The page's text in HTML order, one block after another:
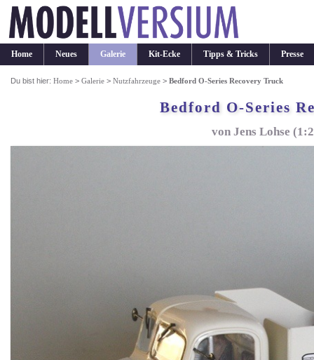
Home Neues Galerie Kit-Ecke Tipps & Tricks Presse
Du bist hier:Home >Galerie >Nutzfahrzeuge >Bedford O-Series Recovery Truck
Bedford O-Series
von Jens Lohse